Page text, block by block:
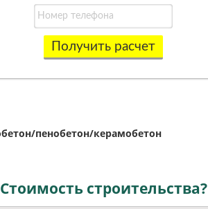
Получить расчет
пенобетон/керамобетон
Стоимость строительства?